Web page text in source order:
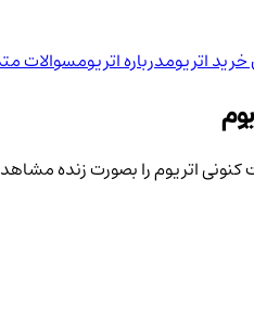
اتریومدرباره اتریومسوالات
کنونی اتریوم را بصورت زنده